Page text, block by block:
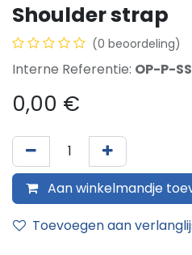
Shoulder strap
(0 beoordeling)
Interne Referentie: OP-P-
0,00 €
Aan winkelmandje
Toevoegen aan